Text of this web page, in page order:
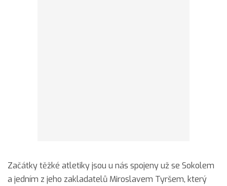
Začátky těžké atletiky jsou u nás spojeny už se Sokolem
a jedním z jeho zakladatelů Miroslavem Tyršem, který